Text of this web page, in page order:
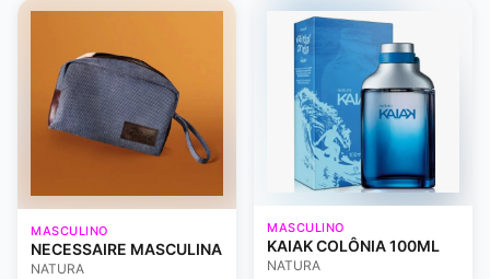
MASCULINO
NECESSAIRE MASCULINA
NATURA
MASCULINO
KAIAK COLÔNIA 100ML
NATURA